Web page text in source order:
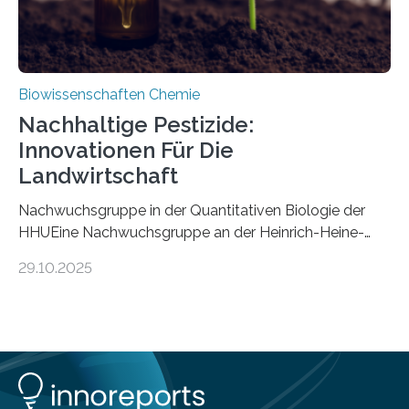
Biowissenschaften Chemie
Nachhaltige Pestizide:
Innovationen Für Die
Landwirtschaft
Nachwuchsgruppe in der Quantitativen Biologie der
HHUEine Nachwuchsgruppe an der Heinrich-Heine-
fünf Jahren erforschen, wie Bakterien auf
Insektenblume. Das Bundesministerium für Forschung,
Technologie und Raumfahrt (BMFTR) fördert das
29.10.2025